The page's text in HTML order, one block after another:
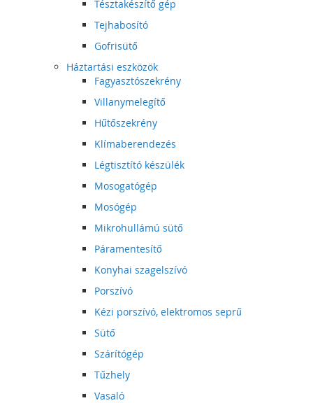
Tésztakészítő gép
Tejhabosító
Gofrisütő
Háztartási eszközök
Fagyasztószekrény
Villanymelegítő
Hűtőszekrény
Klímaberendezés
Légtisztító készülék
Mosogatógép
Mosógép
Mikrohullámú sütő
Páramentesítő
Konyhai szagelszívó
Porszívó
Kézi porszívó, elektromos seprű
Sütő
Szárítógép
Tűzhely
Vasaló